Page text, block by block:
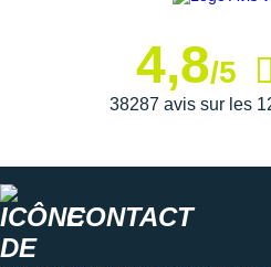
stratégiquement sur les
maîtrisée et une excellente
Les autres produits
4,8/5
38287 avis sur les
CONTACT